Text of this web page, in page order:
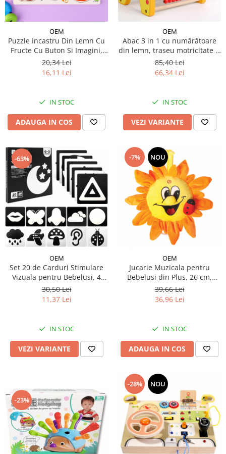
Micul explorator
Nisip kinetic
Pictura, modelaj si accesorii
Tarcuri si corturi
Tarc joaca copii
Tarc joaca cu bile
Corturi copii
OEM
Puzzle Incastru Din Lemn Cu
Fructe Cu Buton Si Imagini,
30x22 cm
20,34 Lei
16,11 Lei
IN STOC
ADAUGA IN COS
OEM
Abac 3 in 1 cu numărătoare
din lemn, traseu motricitate și
cuburi, jucărie Montessori
85,40 Lei
66,34 Lei
IN STOC
VEZI VARIANTE
-63%
OEM
Set 20 de Carduri Stimulare
Vizuala pentru Bebelusi, 4
Etape de Dezvoltare
30,50 Lei
11,37 Lei
IN STOC
VEZI VARIANTE
-7% NOU
OEM
Jucarie Muzicala pentru
Bebelusi din Plus, 26 cm,
Soare Zambitor
39,66 Lei
36,96 Lei
IN STOC
ADAUGA IN COS
-23%
-28% NOU